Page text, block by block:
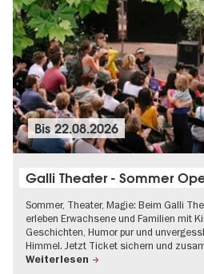
Bis22.08.2026
Galli Theater - Sommer
Sommer, Theater, Magie: Beim Galli
erleben Erwachsene und Familien mit
Geschichten, Humor pur und
Himmel. Jetzt Ticket sichern und
Weiterlesen